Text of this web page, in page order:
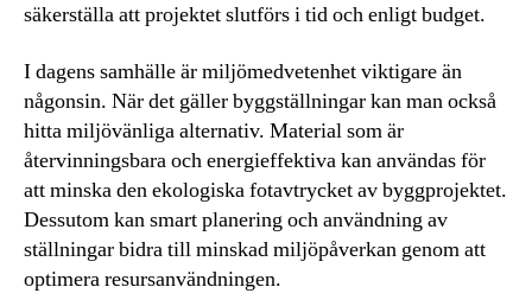
säkerställa att projektet slutförs i tid och enligt budget.
I dagens samhälle är miljömedvetenhet viktigare än
någonsin. När det gäller byggställningar kan man också
hitta miljövänliga alternativ. Material som är
återvinningsbara och energieffektiva kan användas för
att minska den ekologiska fotavtrycket av byggprojektet.
Dessutom kan smart planering och användning av
ställningar bidra till minskad miljöpåverkan genom att
optimera resursanvändningen.